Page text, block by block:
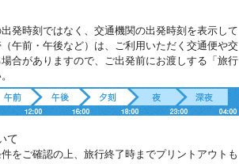
発時刻ではなく、交通機関の出発時刻を表示して
午前・午後など）は、ご利用いただく交通便や交
合がありますので、ご出発前にお渡しする「旅行
て
をご確認の上、旅行終了時までプリントアウトも